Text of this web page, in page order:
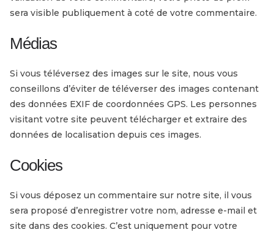
sera visible publiquement à coté de votre commentaire.
Médias
Si vous téléversez des images sur le site, nous vous
conseillons d’éviter de téléverser des images contenant
des données EXIF de coordonnées GPS. Les personnes
visitant votre site peuvent télécharger et extraire des
données de localisation depuis ces images.
Cookies
Si vous déposez un commentaire sur notre site, il vous
sera proposé d’enregistrer votre nom, adresse e-mail et
site dans des cookies. C’est uniquement pour votre